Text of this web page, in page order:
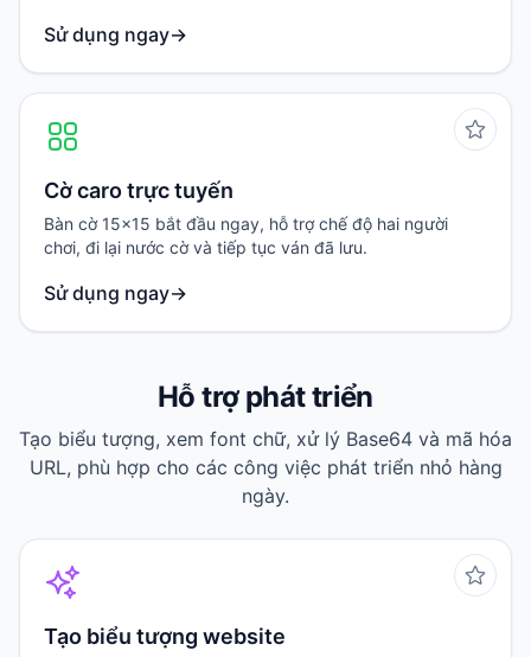
Sử dụng ngay→
Cờ caro trực tuyến
Bàn cờ 15x15 bắt đầu ngay, hỗ trợ chế độ hai người
chơi, đi lại nước cờ và tiếp tục ván đã lưu.
Sử dụng ngay→
Hỗ trợ phát triển
Tạo biểu tượng, xem font chữ, xử lý Base64 và mã hóa
URL, phù hợp cho các công việc phát triển nhỏ hàng
ngày.
Tạo biểu tượng website